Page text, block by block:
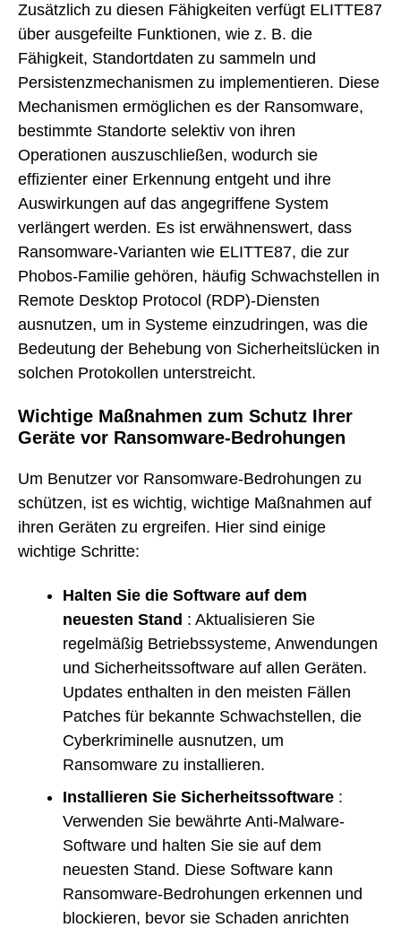
Zusätzlich zu diesen Fähigkeiten verfügt ELITTE87
über ausgefeilte Funktionen, wie z. B. die
Fähigkeit, Standortdaten zu sammeln und
Persistenzmechanismen zu implementieren. Diese
Mechanismen ermöglichen es der Ransomware,
bestimmte Standorte selektiv von ihren
Operationen auszuschließen, wodurch sie
effizienter einer Erkennung entgeht und ihre
Auswirkungen auf das angegriffene System
verlängert werden. Es ist erwähnenswert, dass
Ransomware-Varianten wie ELITTE87, die zur
Phobos-Familie gehören, häufig Schwachstellen in
Remote Desktop Protocol (RDP)-Diensten
ausnutzen, um in Systeme einzudringen, was die
Bedeutung der Behebung von Sicherheitslücken in
solchen Protokollen unterstreicht.
Wichtige Maßnahmen zum Schutz Ihrer
Geräte vor Ransomware-Bedrohungen
Um Benutzer vor Ransomware-Bedrohungen zu
schützen, ist es wichtig, wichtige Maßnahmen auf
ihren Geräten zu ergreifen. Hier sind einige
wichtige Schritte:
Halten Sie die Software auf dem
neuesten Stand : Aktualisieren Sie
regelmäßig Betriebssysteme, Anwendungen
und Sicherheitssoftware auf allen Geräten.
Updates enthalten in den meisten Fällen
Patches für bekannte Schwachstellen, die
Cyberkriminelle ausnutzen, um
Ransomware zu installieren.
Installieren Sie Sicherheitssoftware :
Verwenden Sie bewährte Anti-Malware-
Software und halten Sie sie auf dem
neuesten Stand. Diese Software kann
Ransomware-Bedrohungen erkennen und
blockieren, bevor sie Schaden anrichten